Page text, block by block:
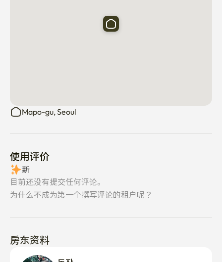
Mapo-gu, Seoul
使用评价
新
目前还没有提交任何评论。
为什么不成为第一个撰写评论的租户呢？
房东资料